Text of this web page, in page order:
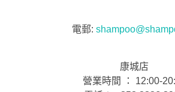
電郵:
康城店
營業時間 ： 12:00-